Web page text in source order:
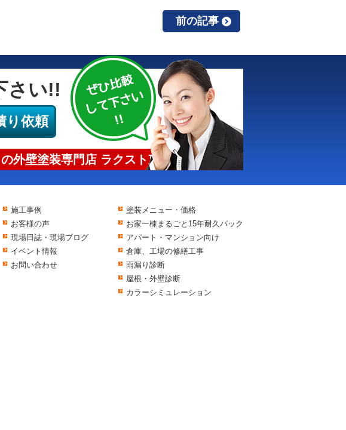
前の記事
さい!!
り依頼
外壁塗装専門店 ラクスト東京
施工事例
お客様の声
現場日誌・現場ブログ
イベント情報
お問い合わせ
塗装メニュー・価格
お家一棟まるごと15年耐久パック
アパート・マンション向け
倉庫、工場の修繕工事
雨漏り診断
屋根・外壁診断
カラーシミュレーション